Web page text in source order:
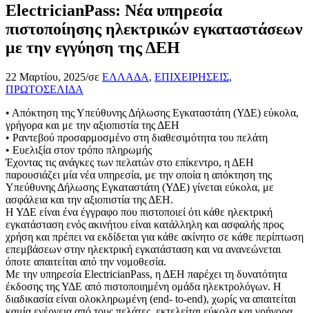
ElectricianPass: Νέα υπηρεσία
πιστοποίησης ηλεκτρικών εγκαταστάσεων
με την εγγύηση της ΔΕΗ
22 Μαρτίου, 2025/σε ΕΛΛΑΔΑ, ΕΠΙΧΕΙΡΗΣΕΙΣ,
ΠΡΩΤΟΣΕΛΙΔΑ
• Απόκτηση της Υπεύθυνης Δήλωσης Εγκαταστάτη (ΥΔΕ) εύκολα,
γρήγορα και με την αξιοπιστία της ΔΕΗ
• Ραντεβού προσαρμοσμένο στη διαθεσιμότητα του πελάτη
• Ευελιξία στον τρόπο πληρωμής
Έχοντας τις ανάγκες των πελατών στο επίκεντρο, η ΔΕΗ
παρουσιάζει μία νέα υπηρεσία, με την οποία η απόκτηση της
Υπεύθυνης Δήλωσης Εγκαταστάτη (ΥΔΕ) γίνεται εύκολα, με
ασφάλεια και την αξιοπιστία της ΔΕΗ.
Η ΥΔΕ είναι ένα έγγραφο που πιστοποιεί ότι κάθε ηλεκτρική
εγκατάσταση ενός ακινήτου είναι κατάλληλη και ασφαλής προς
χρήση και πρέπει να εκδίδεται για κάθε ακίνητο σε κάθε περίπτωση
επεμβάσεων στην ηλεκτρική εγκατάσταση και να ανανεώνεται
όποτε απαιτείται από την νομοθεσία.
Με την υπηρεσία ElectricianPass, η ΔΕΗ παρέχει τη δυνατότητα
έκδοσης της ΥΔΕ από πιστοποιημένη ομάδα ηλεκτρολόγων. Η
διαδικασία είναι ολοκληρωμένη (end- to-end), χωρίς να απαιτείται